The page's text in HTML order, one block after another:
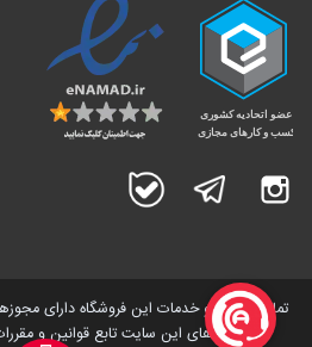
اینستاگرام تلگرام
تمامی کالاها و خدمات این فروشگاه دارای
و فعالیت های این سایت تابع قوانین و